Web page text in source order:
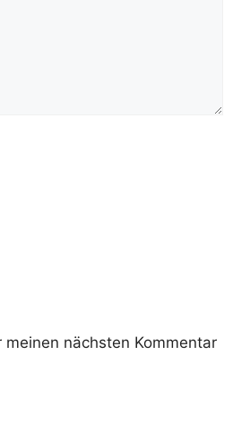
nächsten Kommentar